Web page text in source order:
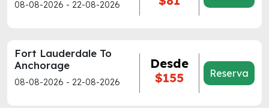
08-08-2026 - 22-08-2026
Fort Lauderdale To
Anchorage
08-08-2026 - 22-08-2026
Desde
$155
Reserva